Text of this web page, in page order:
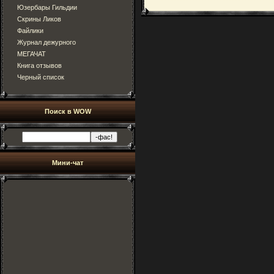
Юзербары Гильдии
Скрины Ликов
Файлики
Журнал дежурного
МЕГАЧАТ
Книга отзывов
Черный список
Поиск в WOW
Мини-чат